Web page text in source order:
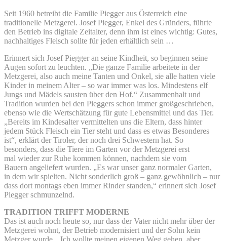
Seit 1960 betreibt die Familie Piegger aus Österreich eine
traditionelle Metzgerei. Josef Piegger, Enkel des Gründers, führte
den Betrieb ins digitale Zeitalter, denn ihm ist eines wichtig: Gutes,
nachhaltiges Fleisch sollte für jeden erhältlich sein …
Erinnert sich Josef Piegger an seine Kindheit, so beginnen seine
Augen sofort zu leuchten. „Die ganze Familie arbeitete in der
Metzgerei, also auch meine Tanten und Onkel, sie alle hatten viele
Kinder in meinem Alter – so war immer was los. Mindestens elf
Jungs und Mädels sausten über den Hof.“ Zusammenhalt und
Tradition wurden bei den Pieggers schon immer großgeschrieben,
ebenso wie die Wertschätzung für gute Lebensmittel und das Tier.
„Bereits im Kindesalter vermittelten uns die Eltern, dass hinter
jedem Stück Fleisch ein Tier steht und dass es etwas Besonderes
ist“, erklärt der Tiroler, der noch drei Schwestern hat. So
besonders, dass die Tiere im Garten vor der Metzgerei erst
mal wieder zur Ruhe kommen können, nachdem sie vom
Bauern angeliefert wurden. „Es war unser ganz normaler Garten,
in dem wir spielten. Nicht sonderlich groß – ganz gewöhnlich – nur
dass dort montags eben immer Rinder standen,“ erinnert sich Josef
Piegger schmunzelnd.
TRADITION TRIFFT MODERNE
Das ist auch noch heute so, nur dass der Vater nicht mehr über der
Metzgerei wohnt, der Betrieb modernisiert und der Sohn kein